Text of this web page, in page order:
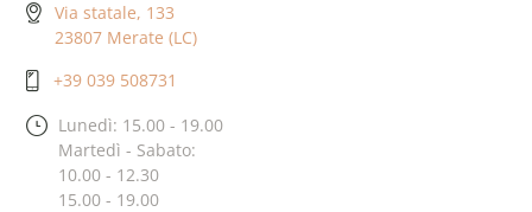
Via statale, 133
23807 Merate (LC)
+39 039 508731
Lunedì: 15.00 - 19.00
Martedì - Sabato:
10.00 - 12.30
15.00 - 19.00